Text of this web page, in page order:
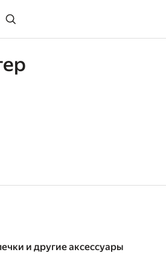
и другие аксессуары